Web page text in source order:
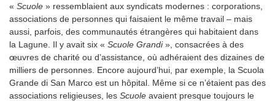
« Scuole » ressemblaient aux syndicats modernes : corporations,
associations de personnes qui faisaient le même travail – mais
aussi, parfois, des communautés étrangères qui habitaient dans
la Lagune. Il y avait six « Scuole Grandi», consacrées à des
œuvres de charité ou d’assistance, où adhéraient des dizaines de
milliers de personnes. Encore aujourd’hui, par exemple, la Scuola
Grande di San Marco est un hôpital. Même si ce n’étaient pas des
associations religieuses, les Scuole avaient presque toujours le